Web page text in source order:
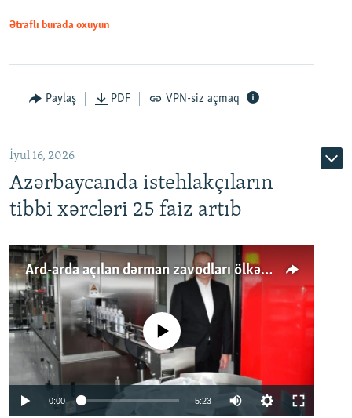
Ətraflı burada oxuyun
Paylaş PDF VPN-siz açmaq
İyul 16, 2026
Azərbaycanda istehlakçıların
tibbi xərcləri 25 faiz artıb
Ard-arda açılan dərman zavodları ölkənin tələbatını ödəyirmi?
No media source currently available
0:00 5:23